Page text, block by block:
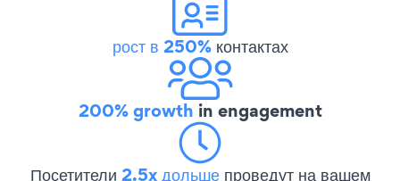
рост в 250%контактах
200% growth in engagement
Посетители 2.5x дольше проведут на вашем